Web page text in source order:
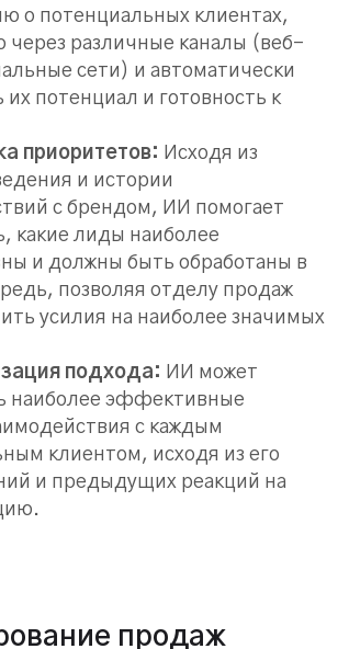
о потенциальных клиентах,
через различные каналы (веб-
сети) и автоматически
потенциал и готовность к
приоритетов: Исходя из
и истории
с брендом, ИИ помогает
какие лиды наиболее
и должны быть обработаны в
позволяя отделу продаж
усилия на наиболее значимых
подхода: ИИ может
наиболее эффективные
с каждым
клиентом, исходя из его
и предыдущих реакций на
продаж